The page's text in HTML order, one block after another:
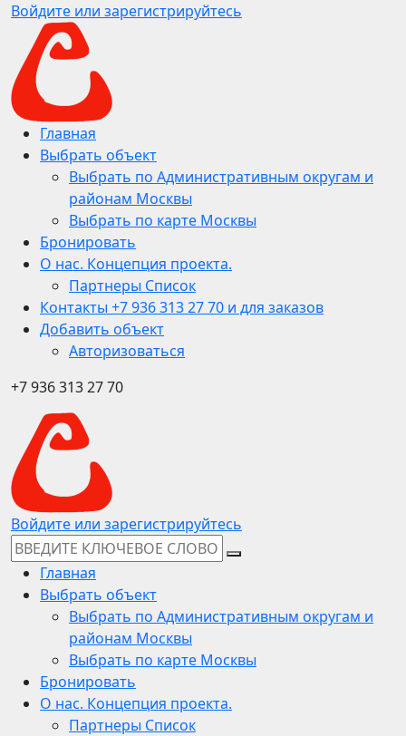
Войдите или зарегистрируйтесь
Главная
Выбрать объект
Выбрать по Административным округам и
районам Москвы
Выбрать по карте Москвы
Бронировать
О нас. Концепция проекта.
Партнеры Список
Контакты +7 936 313 27 70 и для заказов
Добавить объект
Авторизоваться
+7 936 313 27 70
Войдите или зарегистрируйтесь
Главная
Выбрать объект
Выбрать по Административным округам и
районам Москвы
Выбрать по карте Москвы
Бронировать
О нас. Концепция проекта.
Партнеры Список